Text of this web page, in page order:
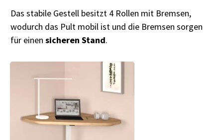
Das stabile Gestell besitzt 4 Rollen mit Bremsen,
wodurch das Pult mobil ist und die Bremsen sorgen
für einen sicheren Stand.